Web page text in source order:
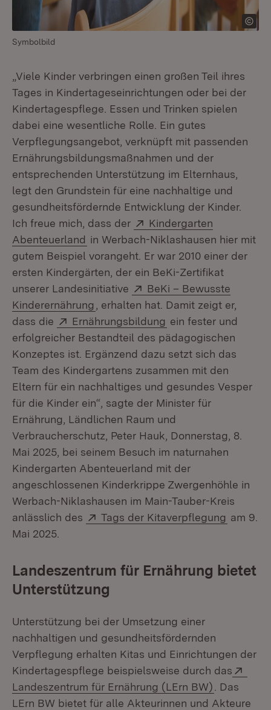
Symbolbild
„Viele Kinder verbringen einen großen Teil ihres
Tages in Kindertageseinrichtungen oder bei der
Kindertagespflege. Essen und Trinken spielen
dabei eine wesentliche Rolle. Ein gutes
Verpflegungsangebot, verknüpft mit passenden
Ernährungsbildungsmaßnahmen und der
entsprechenden Unterstützung im Elternhaus,
legt den Grundstein für eine nachhaltige und
gesundheitsfördernde Entwicklung der Kinder.
Ich freue mich, dass der
Extern:
Kindergarten
Abenteuerland (Öffnet in neuem Fenster)
in Werbach-Niklashausen hier mit
gutem Beispiel vorangeht. Er war 2010 einer der
ersten Kindergärten, der ein BeKi-Zertifikat
unserer Landesinitiative
Extern:
BeKi – Bewusste
Kinderernährung (Öffnet in neuem Fenster)
, erhalten hat. Damit zeigt er,
dass die
Extern:
Ernährungsbildung (Öffnet in neuem
ein fester und
erfolgreicher Bestandteil des pädagogischen
Konzeptes ist. Ergänzend dazu setzt sich das
Team des Kindergartens zusammen mit den
Eltern für ein nachhaltiges und gesundes Vesper
für die Kinder ein“, sagte der Minister für
Ernährung, Ländlichen Raum und
Verbraucherschutz, Peter Hauk, Donnerstag, 8.
Mai 2025, bei seinem Besuch im naturnahen
Kindergarten Abenteuerland mit der
angeschlossenen Kinderkrippe Zwergenhöhle in
Werbach-Niklashausen im Main-Tauber-Kreis
anlässlich des
Extern:
Tags der Kitaverpflegung (Öffnet
am 9.
Mai 2025.
Landeszentrum für Ernährung bietet
Unterstützung
Unterstützung bei der Umsetzung einer
nachhaltigen und gesundheitsfördernden
Verpflegung erhalten Kitas und Einrichtungen der
Kindertagespflege beispielsweise durch das
Landeszentrum für Ernährung (LErn BW) (Öffnet in
. Das
LErn BW bietet für alle Akteurinnen und Akteure